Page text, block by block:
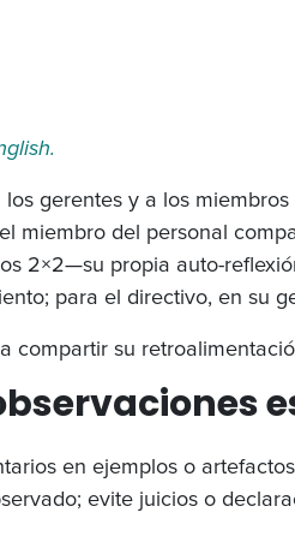
gerentes y a los
miembro del personal
2×2—su propia auto-
para el directivo, en su
compartir su
en ejemplos o
evite juicios o